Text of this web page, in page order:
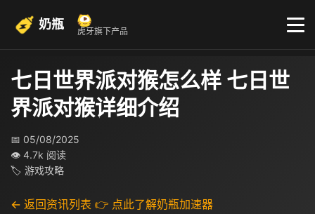
奶瓶 虎牙旗下产品
七日世界派对猴怎么样 七日世
界派对猴详细介绍
📅 05/08/2025
👁 4.7k 阅读
🏷 游戏攻略
← 返回资讯列表 👉 点此了解奶瓶加速器